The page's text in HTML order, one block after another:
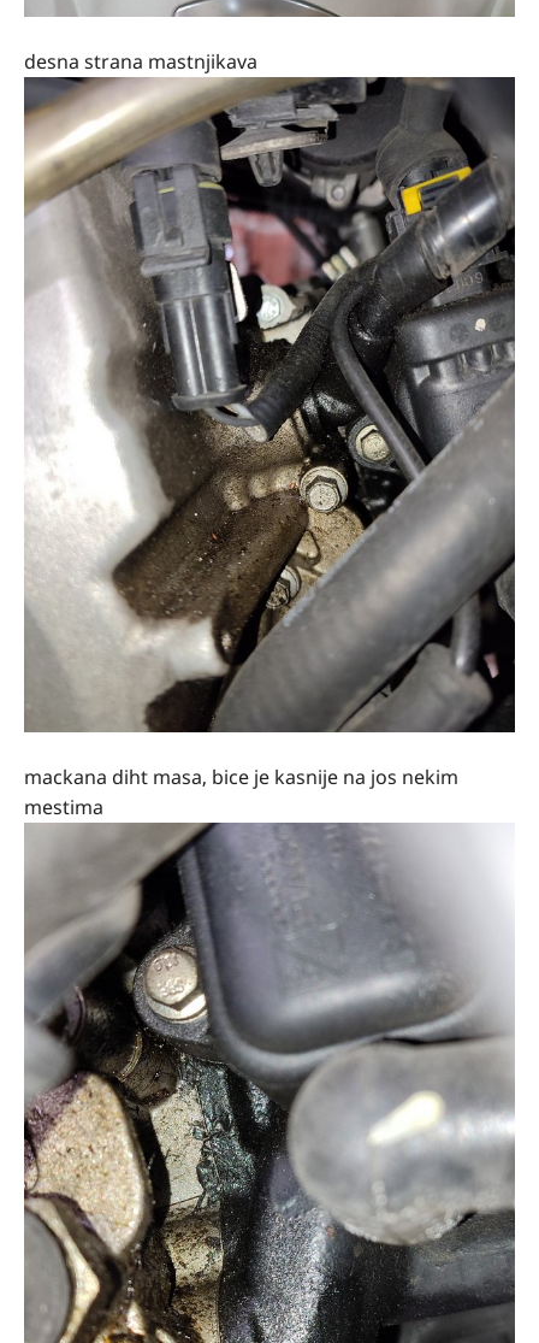
desna strana mastnjikava
mackana diht masa, bice je kasnije na jos nekim
mestima